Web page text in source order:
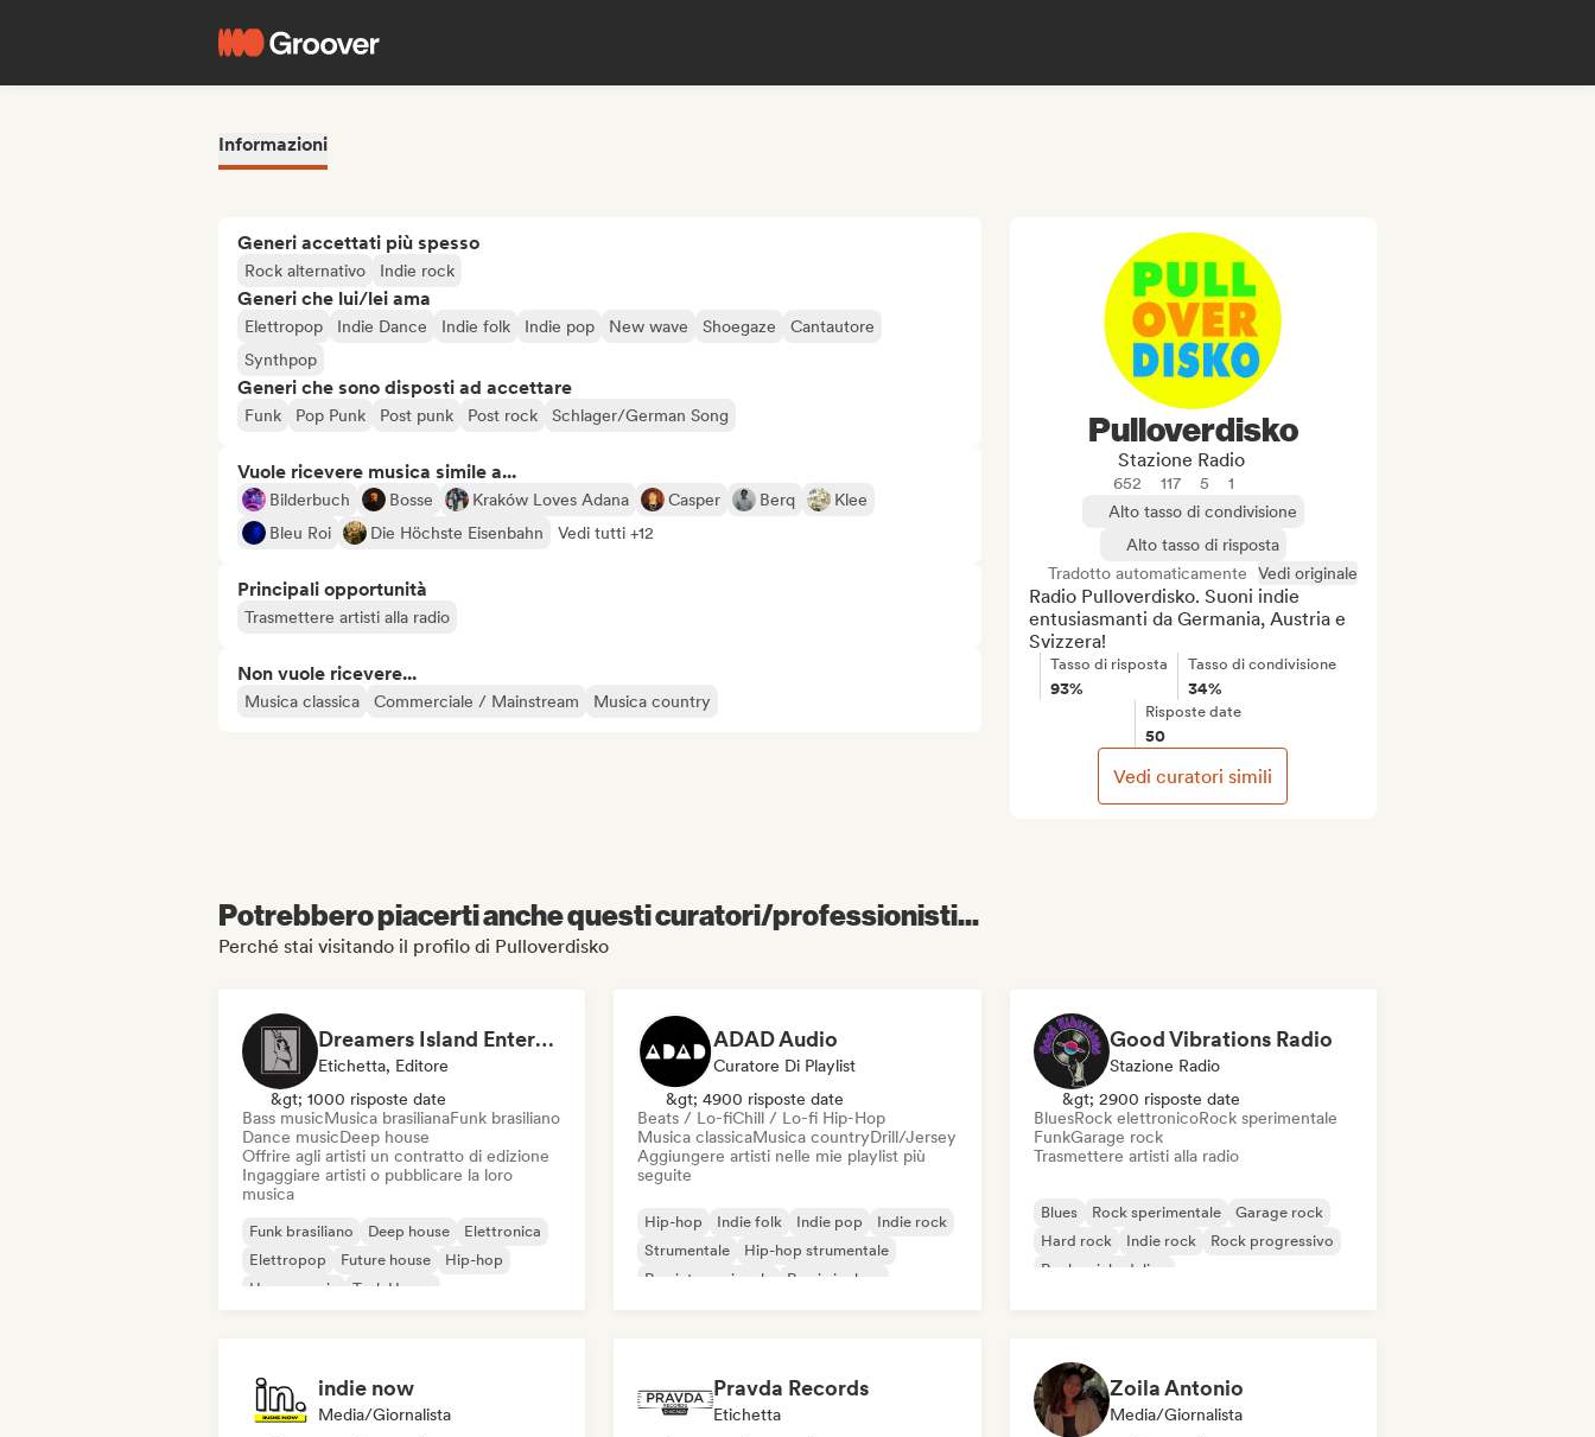
Informazioni
Generi accettati più spesso
Rock alternativo Indie rock
Generi che lui/lei ama
Elettropop Indie Dance Indie folk Indie pop New wave Shoegaze
Cantautore
Synthpop
Generi che sono disposti ad accettare
Funk Pop Punk Post punk Post rock Schlager/German Song
Vuole ricevere musica simile a...
Bilderbuch Bosse Kraków Loves Adana Casper Berq
Klee
Bleu Roi
Die Höchste Eisenbahn Vedi tutti +12
Principali opportunità
Trasmettere artisti alla radio
Non vuole ricevere...
Musica classica Commerciale / Mainstream Musica country
Pulloverdisko
Stazione Radio
652 117 5
1
Alto tasso di condivisione
Alto tasso di risposta
Tradotto automaticamente
Vedi originale
Radio Pulloverdisko. Suoni indie
entusiasmanti da Germania, Austria e
Svizzera!
Tasso di risposta
93%
Tasso di condivisione
34%
Risposte date
50
Vedi curatori simili
Potrebbero piacerti anche questi curatori/professionisti...
Perché stai visitando il profilo di Pulloverdisko
Dreamers Island Entertainment
Etichetta, Editore
&gt; 1000 risposte date
Bass musicMusica brasilianaFunk brasiliano
Dance musicDeep house
Offrire agli artisti un contratto di edizione
Ingaggiare artisti o pubblicare la loro
musica
Funk brasiliano Deep house
Elettronica
Elettropop
Future house
Hip-hop
House music
Tech House
ADAD Audio
Curatore Di Playlist
&gt; 4900 risposte date
Beats / Lo-fiChill / Lo-fi Hip-Hop
Musica classicaMusica countryDrill/Jersey
Aggiungere artisti nelle mie playlist più
seguite
Hip-hop Indie folk Indie pop
Indie rock
Strumentale
Hip-hop strumentale
Rap internazionale
Rap in inglese
Good Vibrations Radio
Stazione Radio
&gt; 2900 risposte date
BluesRock elettronicoRock sperimentale
FunkGarage rock
Trasmettere artisti alla radio
Blues Rock sperimentale
Garage rock
Hard rock
Indie rock
Rock progressivo
Rock psichedelico
indie now
Media/Giornalista
Pravda Records
Etichetta
Zoila Antonio
Media/Giornalista